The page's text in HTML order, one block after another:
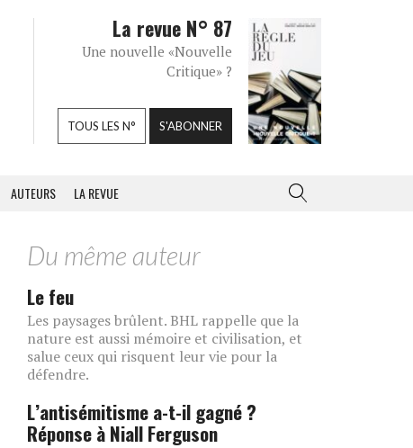
La revue N° 87
Une nouvelle «Nouvelle
Critique» ?
TOUS LES N° S'ABONNER
AUTEURS LA REVUE
Du même auteur
Le feu
Les paysages brûlent. BHL rappelle que la
nature est aussi mémoire et civilisation, et
salue ceux qui risquent leur vie pour la
défendre.
L’antisémitisme a-t-il gagné ?
Réponse à Niall Ferguson